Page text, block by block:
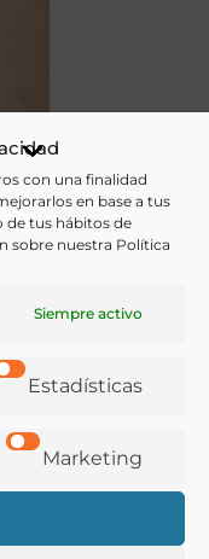
con una finalidad
en base a tus
de tus hábitos de
sobre nuestra Política
Siempre activo
Estadísticas
Marketing
viaje
cultura